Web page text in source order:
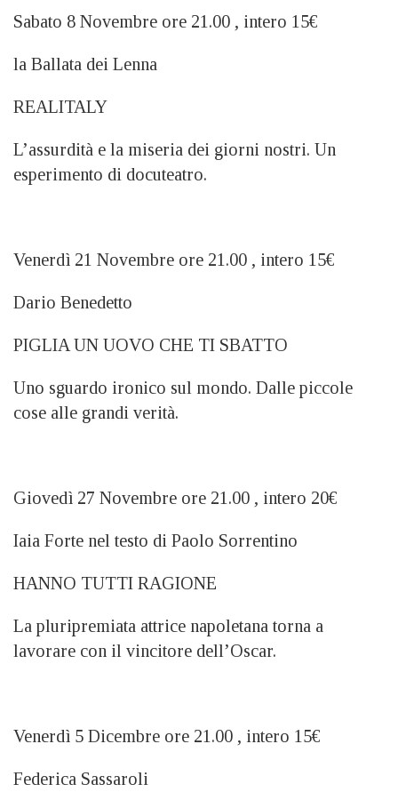
Sabato 8 Novembre ore 21.00 , intero 15€
la Ballata dei Lenna
REALITALY
L’assurdità e la miseria dei giorni nostri. Un
esperimento di docuteatro.
Venerdì 21 Novembre ore 21.00 , intero 15€
Dario Benedetto
PIGLIA UN UOVO CHE TI SBATTO
Uno sguardo ironico sul mondo. Dalle piccole
cose alle grandi verità.
Giovedì 27 Novembre ore 21.00 , intero 20€
Iaia Forte nel testo di Paolo Sorrentino
HANNO TUTTI RAGIONE
La pluripremiata attrice napoletana torna a
lavorare con il vincitore dell’Oscar.
Venerdì 5 Dicembre ore 21.00 , intero 15€
Federica Sassaroli